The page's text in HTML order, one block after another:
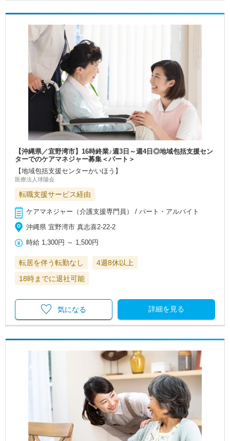
【沖縄県／宜野湾市】16時終業♪週3日～週4日◎地域包括支援セン
ターでのケアマネジャー募集＜パート＞
【地域包括支援センターかいほう】
医療法人球陽会
転職支援サービス経由
ケアマネジャー（介護支援専門員） / パート・アルバイト
沖縄県 宜野湾市 真志喜2-22-2
時給 1,300円 ～ 1,500円
転居を伴う転勤なし
4週8休以上
18時までに退社可能
詳細を見る
気になる